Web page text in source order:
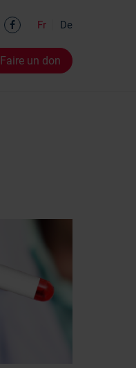
Facebook
Fr De
Faire un don